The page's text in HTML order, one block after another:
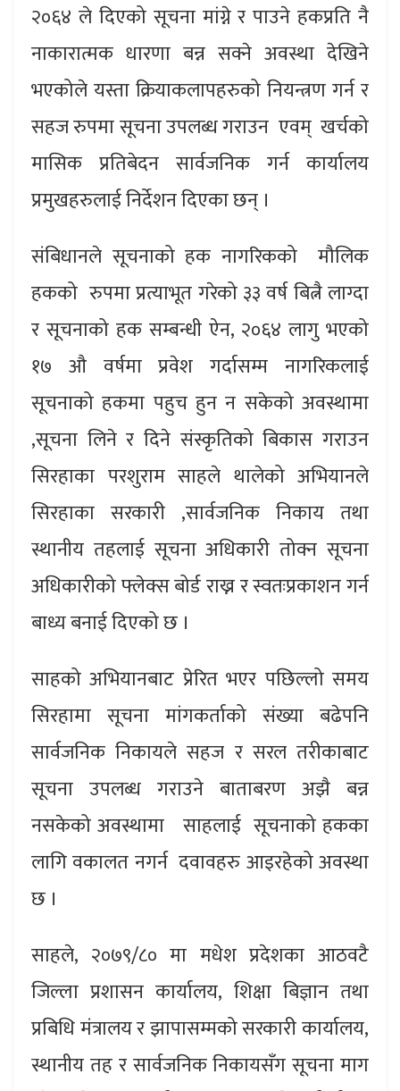
२०६४ ले दिएको सूचना मांग्ने र पाउने हकप्रति नै
नाकारात्मक धारणा बन्न सक्ने अवस्था देखिने
भएकोले यस्ता क्रियाकलापहरुको नियन्त्रण गर्न र
सहज रुपमा सूचना उपलब्ध गराउन एवम् खर्चको
मासिक प्रतिबेदन सार्वजनिक गर्न कार्यालय
प्रमुखहरुलाई निर्देशन दिएका छन् ।
संबिधानले सूचनाको हक नागरिकको मौलिक
हकको रुपमा प्रत्याभूत गरेको ३३ वर्ष बित्नै लाग्दा
र सूचनाको हक सम्बन्धी ऐन, २०६४ लागु भएको
१७ औ वर्षमा प्रवेश गर्दासम्म नागरिकलाई
सूचनाको हकमा पहुच हुन न सकेको अवस्थामा
,सूचना लिने र दिने संस्कृतिको बिकास गराउन
सिरहाका परशुराम साहले थालेको अभियानले
सिरहाका सरकारी ,सार्वजनिक निकाय तथा
स्थानीय तहलाई सूचना अधिकारी तोक्न सूचना
अधिकारीको फ्लेक्स बोर्ड राख्न र स्वतःप्रकाशन गर्न
बाध्य बनाई दिएको छ ।
साहको अभियानबाट प्रेरित भएर पछिल्लो समय
सिरहामा सूचना मांगकर्ताको संख्या बढेपनि
सार्वजनिक निकायले सहज र सरल तरीकाबाट
सूचना उपलब्ध गराउने बाताबरण अझै बन्न
नसकेको अवस्थामा साहलाई सूचनाको हकका
लागि वकालत नगर्न दवावहरु आइरहेको अवस्था
छ ।
साहले, २०७९/८० मा मधेश प्रदेशका आठवटै
जिल्ला प्रशासन कार्यालय, शिक्षा बिज्ञान तथा
प्रबिधि मंत्रालय र झापासम्मको सरकारी कार्यालय,
स्थानीय तह र सार्वजनिक निकायसँग सूचना माग